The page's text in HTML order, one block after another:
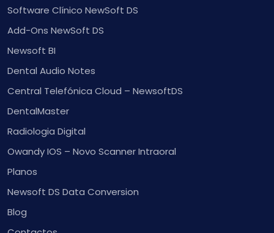
Software Clínico NewSoft DS
Add-Ons NewSoft DS
Newsoft BI
Dental Audio Notes
Central Telefónica Cloud – NewsoftDS
DentalMaster
Radiologia Digital
Owandy IOS – Novo Scanner Intraoral
Planos
Newsoft DS Data Conversion
Blog